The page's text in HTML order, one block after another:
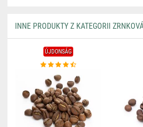
INNE PRODUKTY Z KATEGORII
ÚJDONSÁG